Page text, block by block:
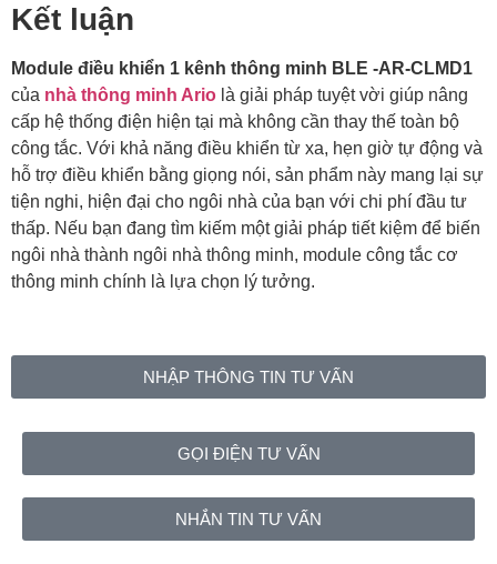
Kết luận
Module điều khiển 1 kênh thông minh BLE -AR-CLMD1
của nhà thông minh Ario là giải pháp tuyệt vời giúp nâng
cấp hệ thống điện hiện tại mà không cần thay thế toàn bộ
công tắc. Với khả năng điều khiển từ xa, hẹn giờ tự động và
hỗ trợ điều khiển bằng giọng nói, sản phẩm này mang lại sự
tiện nghi, hiện đại cho ngôi nhà của bạn với chi phí đầu tư
thấp. Nếu bạn đang tìm kiếm một giải pháp tiết kiệm để biến
ngôi nhà thành ngôi nhà thông minh, module công tắc cơ
thông minh chính là lựa chọn lý tưởng.
NHẬP THÔNG TIN TƯ VẤN
GỌI ĐIỆN TƯ VẤN
NHẮN TIN TƯ VẤN